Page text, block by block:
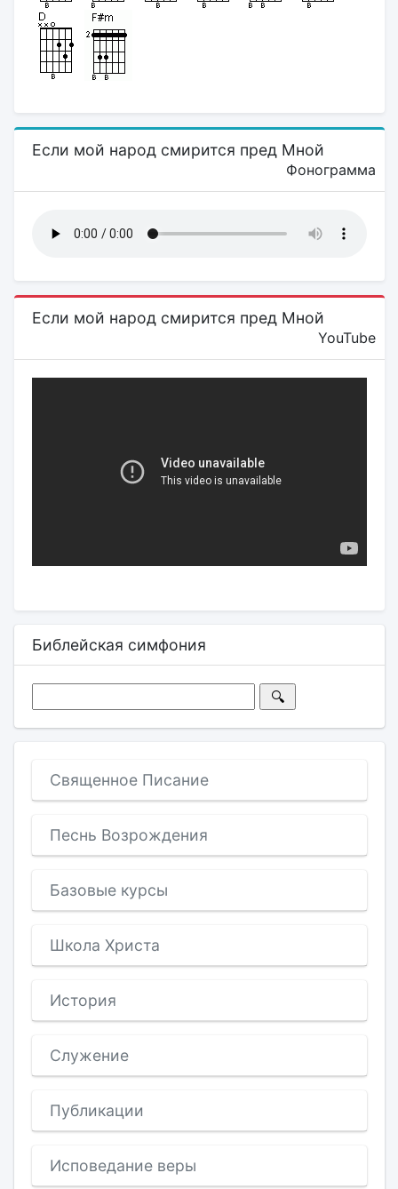
Если мой народ смирится пред Мной
Фонограмма
Если мой народ смирится пред Мной
YouTube
Библейская симфония
Священное Писание
Песнь Возрождения
Базовые курсы
Школа Христа
История
Служение
Публикации
Исповедание веры